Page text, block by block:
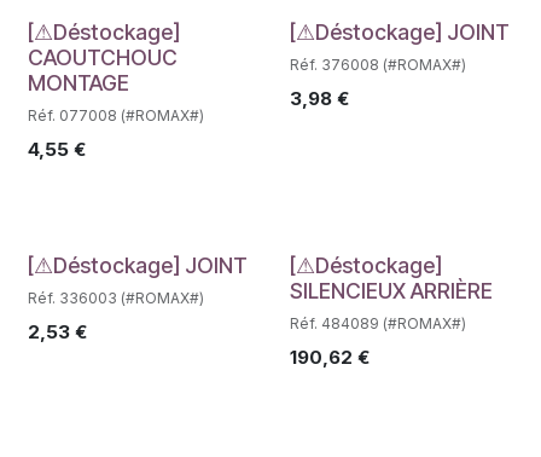
Déstockage
[⚠Déstockage]
CAOUTCHOUC
MONTAGE
Réf. 077008 (#ROMAX#)
4,55 €
Déstockage
[⚠Déstockage] JOINT
Réf. 376008 (#ROMAX#)
3,98€
Déstockage
[⚠Déstockage] JOINT
Réf. 336003 (#ROMAX#)
2,53 €
Déstockage
[⚠Déstockage]
SILENCIEUX ARRIÈRE
Réf. 484089 (#ROMAX#)
190,62 €